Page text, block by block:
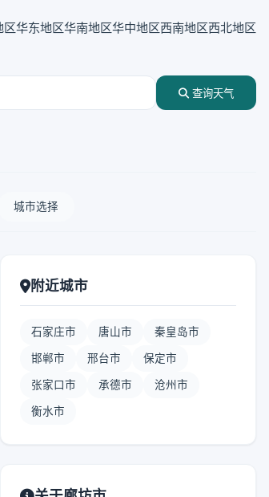
区华东地区华南地区华中地区西南地区西北地区
查询天气
城市选择
附近城市
石家庄市 唐山市 秦皇岛市
邯郸市 邢台市 保定市
张家口市 承德市 沧州市
衡水市